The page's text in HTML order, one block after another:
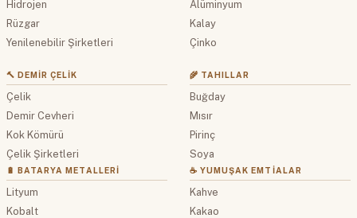
Hidrojen
Rüzgar
Yenilenebilir Şirketleri
Alüminyum
Kalay
Çinko
🔨 DEMIR ÇELIK
Çelik
Demir Cevheri
Kok Kömürü
Çelik Şirketleri
🔋 BATARYA METALLERI
Lityum
Kobalt
🌾 TAHILLAR
Buğday
Mısır
Pirinç
Soya
☕ YUMUŞAK EMTIALAR
Kahve
Kakao